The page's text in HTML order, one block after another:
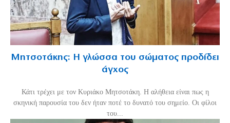
Μητσοτάκης: Η γλώσσα του σώματος προδίδει
άγχος
Κάτι τρέχει με τον Κυριάκο Μητσοτάκη. Η αλήθεια είναι πως η
σκηνική παρουσία του δεν ήταν ποτέ το δυνατό του σημείο. Οι φίλοι
του...